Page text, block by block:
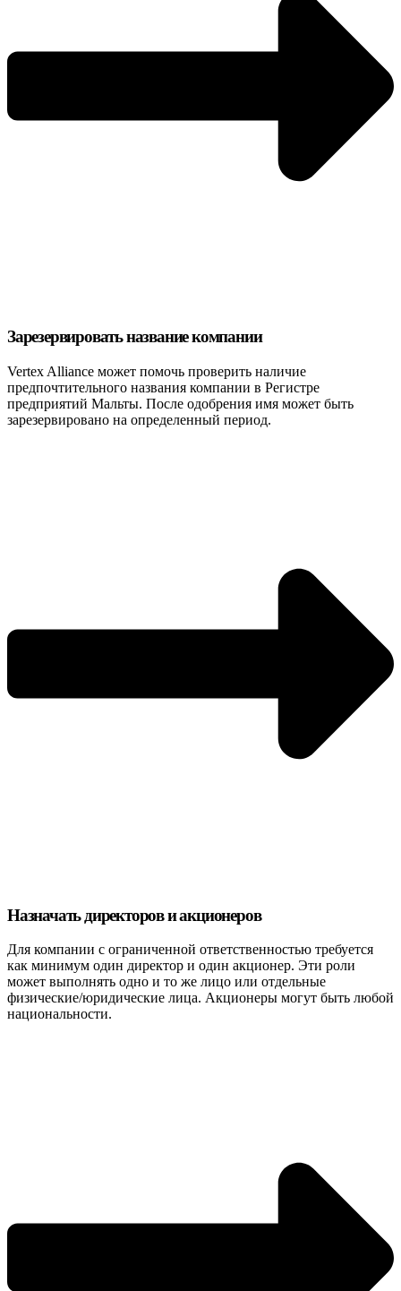
Зарезервировать название компании
Vertex Alliance может помочь проверить наличие
предпочтительного названия компании в Регистре
предприятий Мальты. После одобрения имя может быть
зарезервировано на определенный период.
Назначать директоров и акционеров
Для компании с ограниченной ответственностью требуется
как минимум один директор и один акционер. Эти роли
может выполнять одно и то же лицо или отдельные
физические/юридические лица. Акционеры могут быть любой
национальности.